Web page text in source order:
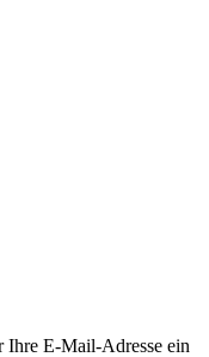
Ihre E-Mail-Adresse ein